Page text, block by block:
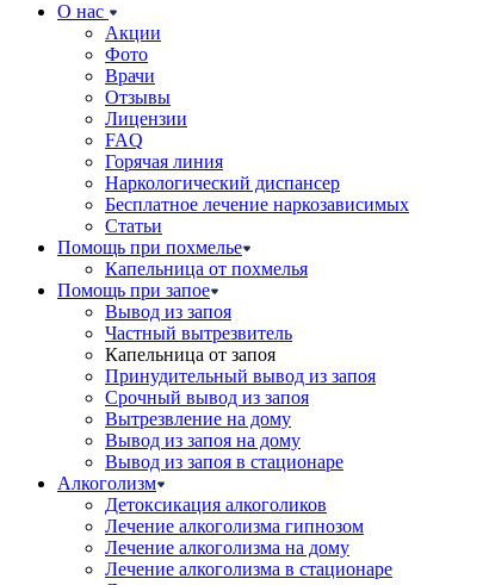
О нас
Акции
Фото
Врачи
Отзывы
Лицензии
FAQ
Горячая линия
Наркологический диспансер
Бесплатное лечение наркозависимых
Статьи
Помощь при похмелье
Капельница от похмелья
Помощь при запое
Вывод из запоя
Частный вытрезвитель
Капельница от запоя
Принудительный вывод из запоя
Срочный вывод из запоя
Вытрезвление на дому
Вывод из запоя на дому
Вывод из запоя в стационаре
Алкоголизм
Детоксикация алкоголиков
Лечение алкоголизма гипнозом
Лечение алкоголизма на дому
Лечение алкоголизма в стационаре